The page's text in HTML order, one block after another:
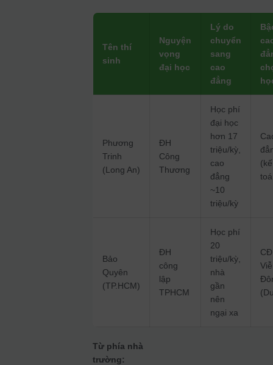
Tên thí
sinh
Nguyện
vọng
đại học
Lý do
chuyển
sang
cao
đẳng
Phương
Trinh
(Long An)
ĐH
Công
Thương
Học phí
đại học
hơn 17
triệu/kỳ,
cao
đẳng
~10
triệu/kỳ
(kế
Bảo
Quyên
(TP.HCM)
ĐH
công
lập
TPHCM
Học phí
20
triệu/kỳ,
nhà
gần
nên
ngại xa
CĐ
Từ phía nhà
trường: